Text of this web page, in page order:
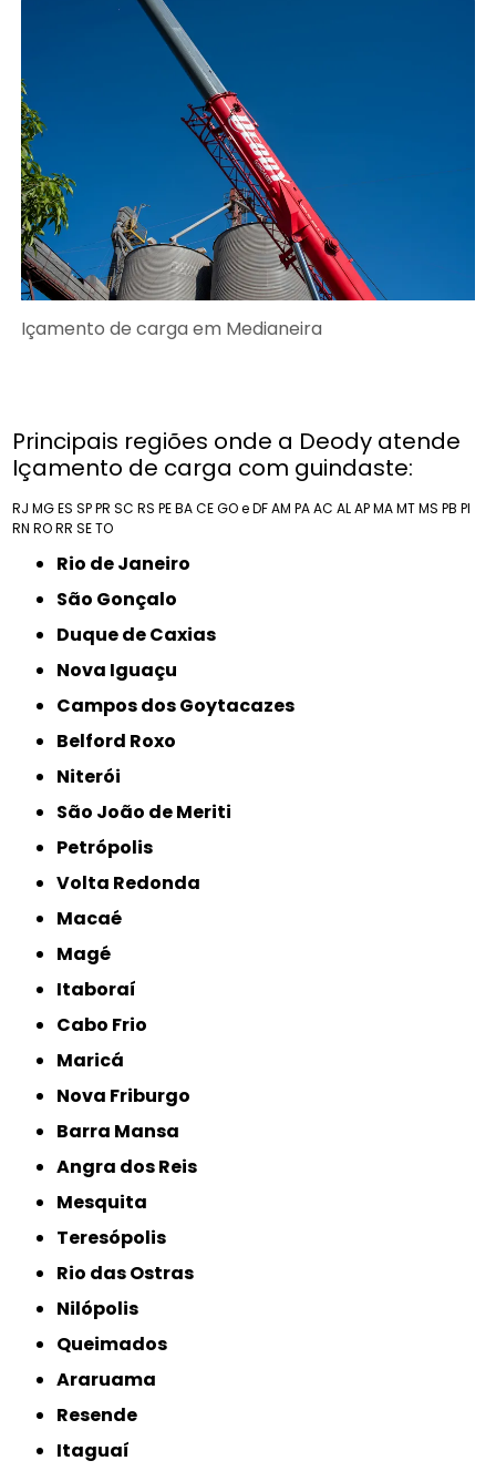
Içamento de carga em Medianeira
Principais regiões onde a Deody atende
Içamento de carga com guindaste:
RJ MGES SPPR SC RS PEBACEGO e DFAM PAAC ALAPMAMTMS PB PI
RN RORR SETO
Rio de Janeiro
São Gonçalo
Duque de Caxias
Nova Iguaçu
Campos dos Goytacazes
Belford Roxo
Niterói
São João de Meriti
Petrópolis
Volta Redonda
Macaé
Magé
Itaboraí
Cabo Frio
Maricá
Nova Friburgo
Barra Mansa
Angra dos Reis
Mesquita
Teresópolis
Rio das Ostras
Nilópolis
Queimados
Araruama
Resende
Itaguaí